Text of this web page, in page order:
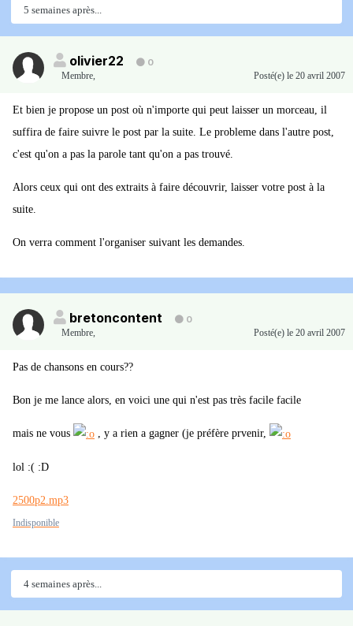
5 semaines après...
olivier22
0
Membre, Posté(e) le 20 avril 2007
Et bien je propose un post où n'importe qui peut laisser un morceau, il
suffira de faire suivre le post par la suite. Le probleme dans l'autre post,
c'est qu'on a pas la parole tant qu'on a pas trouvé.
Alors ceux qui ont des extraits à faire découvrir, laisser votre post à la
suite.
On verra comment l'organiser suivant les demandes.
bretoncontent
0
Membre, Posté(e) le 20 avril 2007
Pas de chansons en cours??
Bon je me lance alors, en voici une qui n'est pas très facile facile
mais ne vous , y a rien a gagner (je préfère prvenir,
lol :( :D
2500p2.mp3
Indisponible
4 semaines après...